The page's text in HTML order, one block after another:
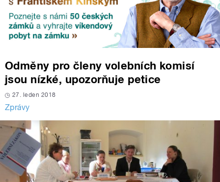
Odměny pro členy volebních komisí
jsou nízké, upozorňuje petice
27. leden 2018
Zprávy